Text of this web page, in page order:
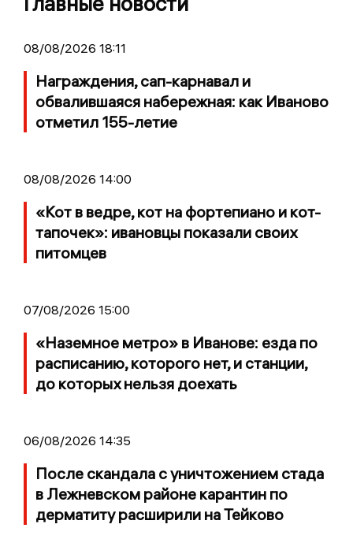
08/08/2026 18:11
Награждения, сап-карнавал и
обвалившаяся набережная: как Иваново
отметил 155-летие
08/08/2026 14:00
«Кот в ведре, кот на фортепиано и кот-
тапочек»: ивановцы показали своих
питомцев
07/08/2026 15:00
«Наземное метро» в Иванове: езда по
расписанию, которого нет, и станции,
до которых нельзя доехать
06/08/2026 14:35
После скандала с уничтожением стада
в Лежневском районе карантин по
дерматиту расширили на Тейково